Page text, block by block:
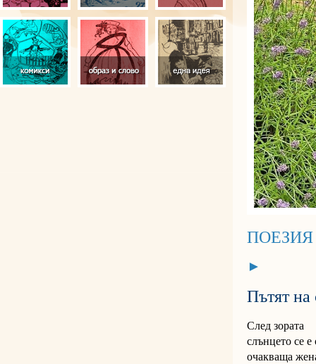
►
Пътят на
След зората
слънцето се
очакваща